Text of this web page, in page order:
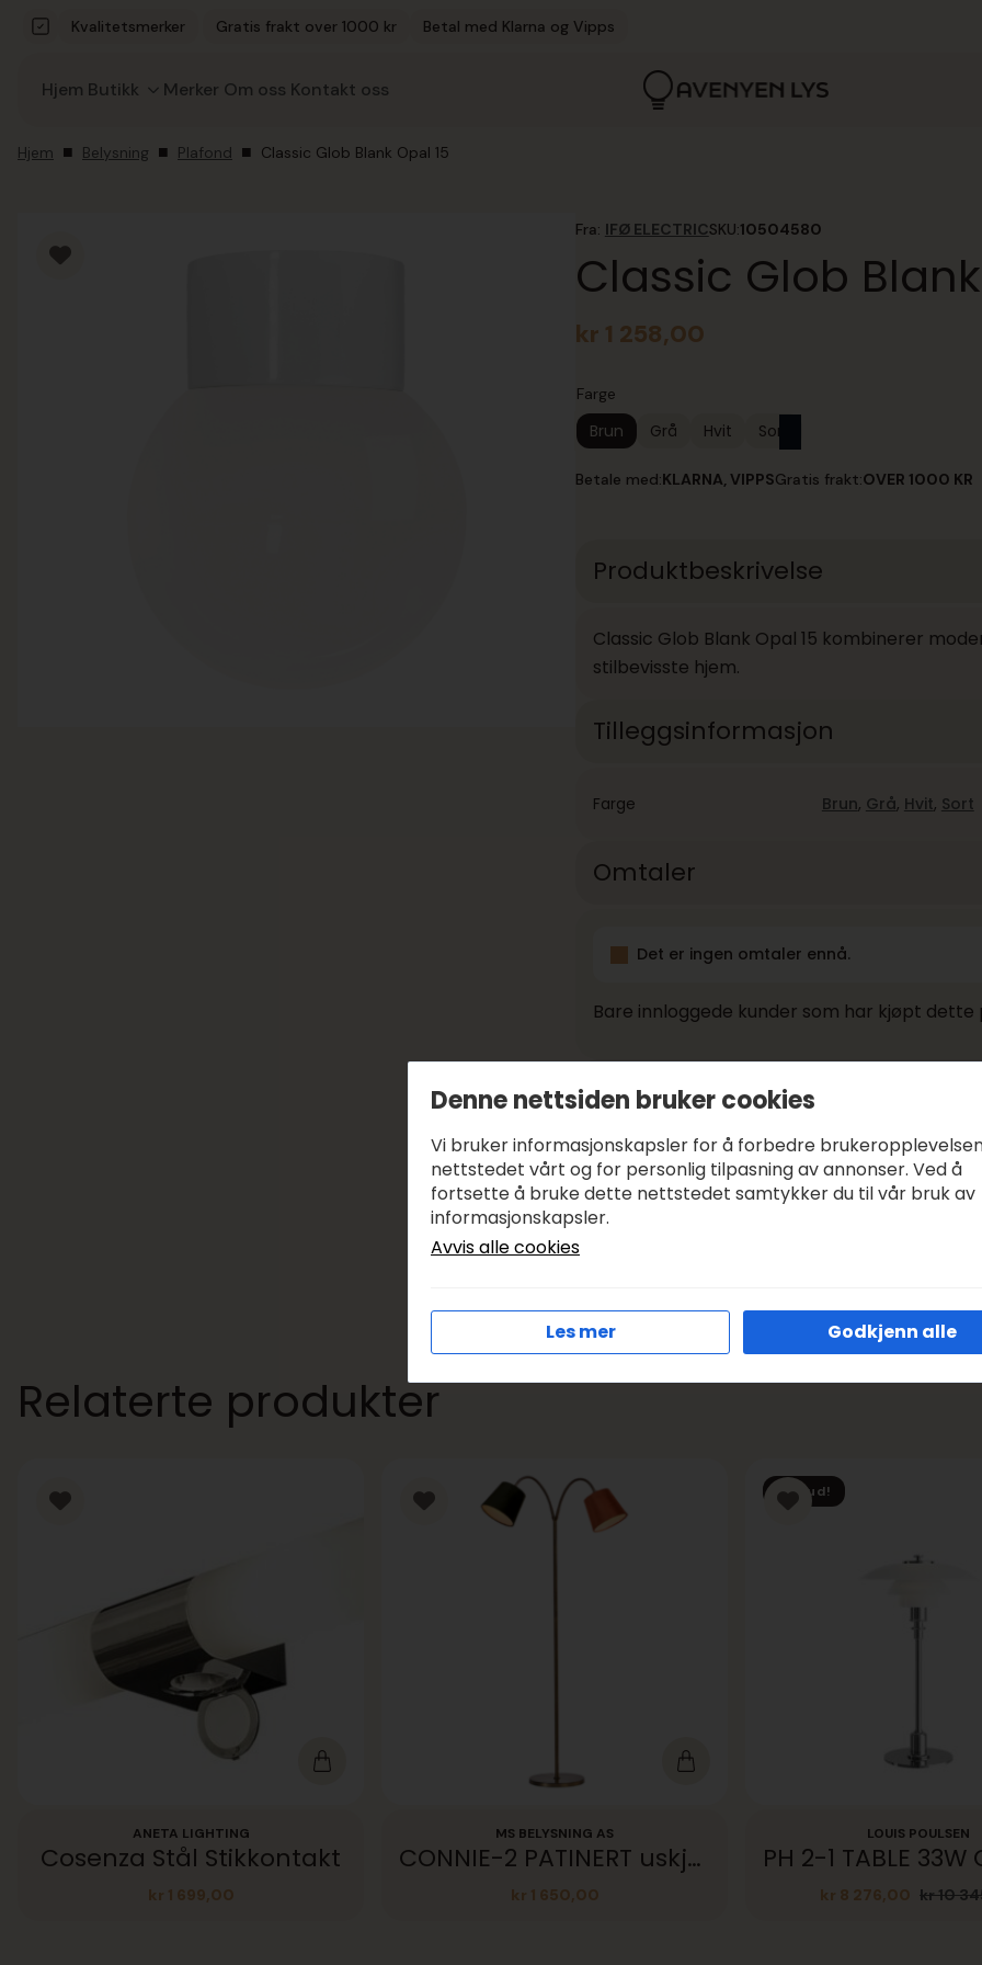
Kvalitetsmerker
Gratis frakt over 1000 kr Betal med Klarna og Vipps
Hjem Butikk Merker Om oss Kontakt oss
Hjem Belysning Plafond Classic Glob Blank Opal 15
Fra: IFØ ELECTRICSKU:10504580
Classic Glob
kr 1 258,00
Farge
Brun Grå Hvit Sort
Betale med:KLARNA, VIPPSGratis frakt:OVER 1000 KR
Produktbeskrivelse
Classic Glob Blank Opal 15 kombinerer
stilbevisste hjem.
Tilleggsinformasjon
Farge Brun, Grå, Hvit, Sort
Omtaler
Det er ingen omtaler ennå.
Bare innloggede kunder som har kjøpt
Betaling og frakt
Betale med:KLARNA, VIPPS
Leveringstid:1-3 DAGER, SENDER SAMME DAG I
Frakt:
Relaterte produkter
ANETA LIGHTING
Cosenza Stål Stikkontakt
kr 1 699,00
MS BELYSNING AS
CONNIE-2 PATINERT uskjerm
kr 1 650,00
Tilbud!
LOUIS POULSEN
kr10
kr 8 276,00
Denne nettsiden bruker cookies
Vi bruker informasjonskapsler for å forbedre
nettstedet vårt og for personlig tilpasning av annonser. Ved å
fortsette å bruke dette nettstedet samtykker du til vår bruk av
informasjonskapsler.
Avvis alle cookies
Les mer Godkjenn alle